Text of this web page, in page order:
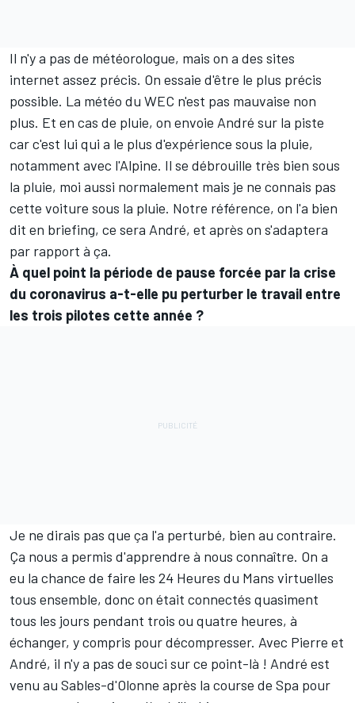
Il n'y a pas de météorologue, mais on a des sites
internet assez précis. On essaie d'être le plus précis
possible. La météo du WEC n'est pas mauvaise non
plus. Et en cas de pluie, on envoie André sur la piste
car c'est lui qui a le plus d'expérience sous la pluie,
notamment avec l'Alpine. Il se débrouille très bien sous
la pluie, moi aussi normalement mais je ne connais pas
cette voiture sous la pluie. Notre référence, on l'a bien
dit en briefing, ce sera André, et après on s'adaptera
par rapport à ça.
À quel point la période de pause forcée par la crise
du coronavirus a-t-elle pu perturber le travail entre
les trois pilotes cette année ?
Je ne dirais pas que ça l'a perturbé, bien au contraire.
Ça nous a permis d'apprendre à nous connaître. On a
eu la chance de faire les 24 Heures du Mans virtuelles
tous ensemble, donc on était connectés quasiment
tous les jours pendant trois ou quatre heures, à
échanger, y compris pour décompresser. Avec Pierre et
André, il n'y a pas de souci sur ce point-là ! André est
venu au Sables-d'Olonne après la course de Spa pour